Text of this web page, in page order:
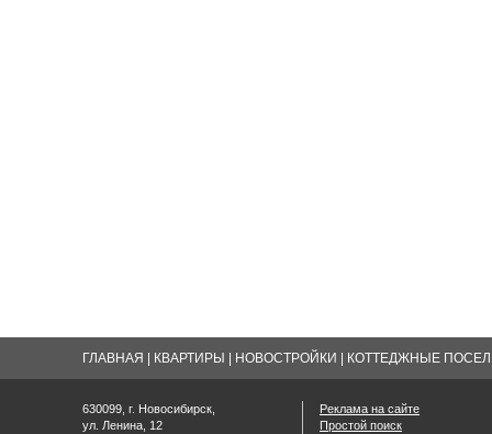
ГЛАВНАЯ КВАРТИРЫ НОВОСТРОЙКИ КОТТЕДЖНЫЕ
630099, г. Новосибирск,
ул. Ленина, 12
Реклама на сайте
Простой поиск